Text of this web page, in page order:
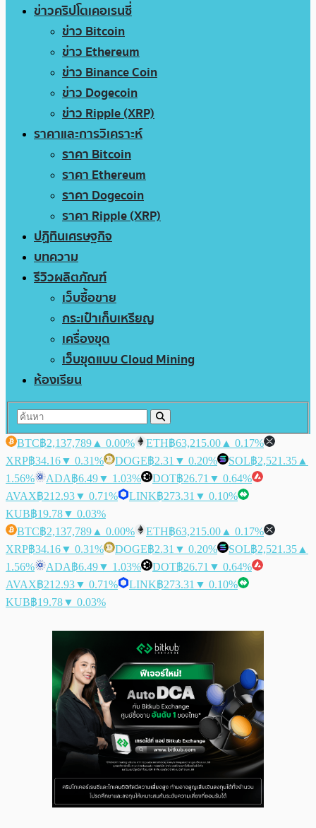
ข่าวคริปโตเคอเรนซี่
ข่าว Bitcoin
ข่าว Ethereum
ข่าว Binance Coin
ข่าว Dogecoin
ข่าว Ripple (XRP)
ราคาและการวิเคราะห์
ราคา Bitcoin
ราคา Ethereum
ราคา Dogecoin
ราคา Ripple (XRP)
ปฏิทินเศรษฐกิจ
บทความ
รีวิวผลิตภัณฑ์
เว็บซื้อขาย
กระเป๋าเก็บเหรียญ
เครื่องขุด
เว็บขุดแบบ Cloud Mining
ห้องเรียน
BTC฿2,137,789 ▲ 0.00% ETH฿63,215.00 ▲ 0.17%
XRP฿34.16▼ 0.31% DOGE฿2.31 ▼ 0.20% SOL฿2,521.35 ▲
1.56%
ADA฿6.49▼ 1.03% DOT฿26.71 ▼ 0.64%
AVAX฿212.93▼ 0.71% LINK฿273.31 ▼ 0.10%
KUB฿19.78▼ 0.03%
BTC฿2,137,789 ▲ 0.00% ETH฿63,215.00 ▲ 0.17%
XRP฿34.16▼ 0.31% DOGE฿2.31 ▼ 0.20% SOL฿2,521.35 ▲
1.56%
ADA฿6.49▼ 1.03% DOT฿26.71 ▼ 0.64%
AVAX฿212.93▼ 0.71% LINK฿273.31 ▼ 0.10%
KUB฿19.78▼ 0.03%